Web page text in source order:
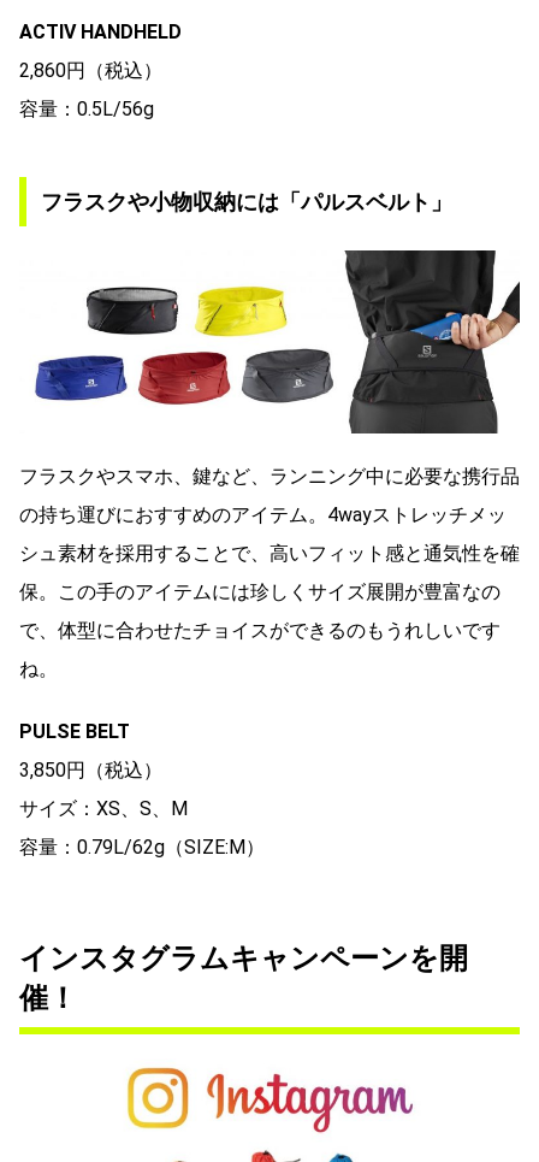
ACTIV HANDHELD
2,860円（税込）
容量：0.5L/56g
フラスクや小物収納には「パルスベルト」
フラスクやスマホ、鍵など、ランニング中に必要な携行品
の持ち運びにおすすめのアイテム。4wayストレッチメッ
シュ素材を採用することで、高いフィット感と通気性を確
保。この手のアイテムには珍しくサイズ展開が豊富なの
で、体型に合わせたチョイスができるのもうれしいです
ね。
PULSE BELT
3,850円（税込）
サイズ：XS、S、M
容量：0.79L/62g（SIZE:M）
インスタグラムキャンペーンを開
催！